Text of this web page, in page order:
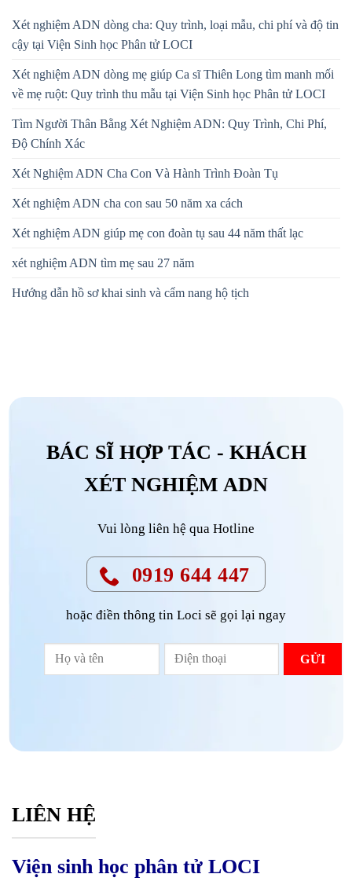
Xét nghiệm ADN dòng cha: Quy trình, loại mẫu, chi phí và độ tin
cậy tại Viện Sinh học Phân tử LOCI
Xét nghiệm ADN dòng mẹ giúp Ca sĩ Thiên Long tìm manh mối
về mẹ ruột: Quy trình thu mẫu tại Viện Sinh học Phân tử LOCI
Tìm Người Thân Bằng Xét Nghiệm ADN: Quy Trình, Chi Phí,
Độ Chính Xác
Xét Nghiệm ADN Cha Con Và Hành Trình Đoàn Tụ
Xét nghiệm ADN cha con sau 50 năm xa cách
Xét nghiệm ADN giúp mẹ con đoàn tụ sau 44 năm thất lạc
xét nghiệm ADN tìm mẹ sau 27 năm
Hướng dẫn hồ sơ khai sinh và cẩm nang hộ tịch
BÁC SĨ HỢP TÁC - KHÁCH
XÉT NGHIỆM ADN
Vui lòng liên hệ qua Hotline
0919 644 447
hoặc điền thông tin Loci sẽ gọi lại ngay
LIÊN HỆ
Viện sinh học phân tử LOCI